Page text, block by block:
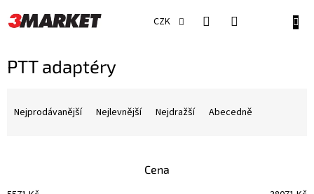
na
obsah
CZK
PTT adaptéry
p
Nejprodávanější Nejlevnější Nejdražší Abecedně
Cena